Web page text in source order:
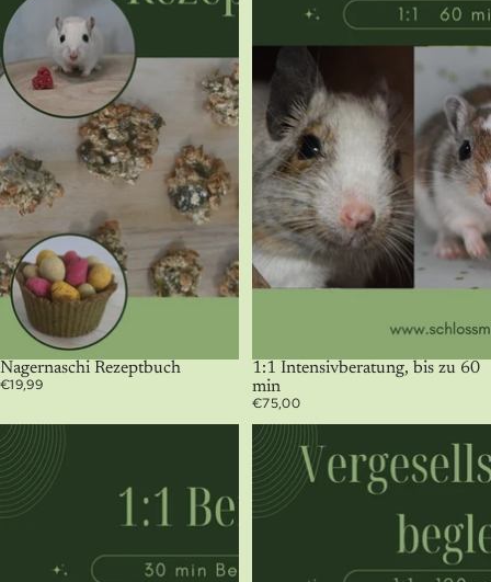
Nagernaschi Rezeptbuch
€19,99
1:1 Intensivberatung, bis zu 60
min
€75,00